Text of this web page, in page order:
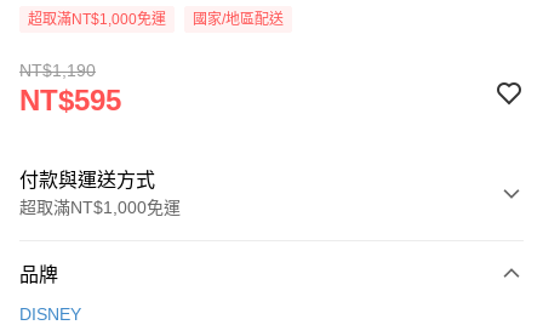
超取滿NT$1,000免運 國家/地區配送
NT$1,190
NT$595
付款與運送方式
超取滿NT$1,000免運
信用卡一次付款
品牌
DISNEY